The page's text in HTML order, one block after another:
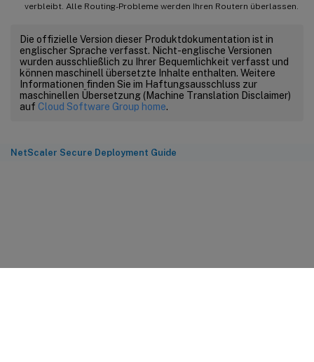
verbleibt. Alle Routing-Probleme werden Ihren Routern überlassen.
Die offizielle Version dieser Produktdokumentation ist in
englischer Sprache verfasst. Nicht-englische Versionen
wurden ausschließlich zu Ihrer Bequemlichkeit verfasst und
können maschinell übersetzte Inhalte enthalten. Weitere
Informationen finden Sie im Haftungsausschluss zur
maschinellen Übersetzung (Machine Translation Disclaimer)
auf Cloud Software Group home.
NetScaler Secure Deployment Guide